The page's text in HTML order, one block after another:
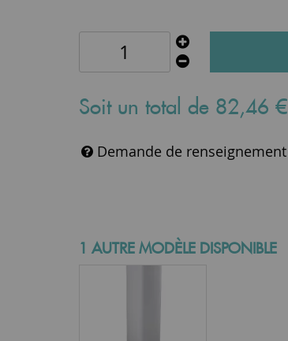
Soit un total de 82,46 €
Demande de renseignement
1 AUTRE MODÈLE DISPONIBLE